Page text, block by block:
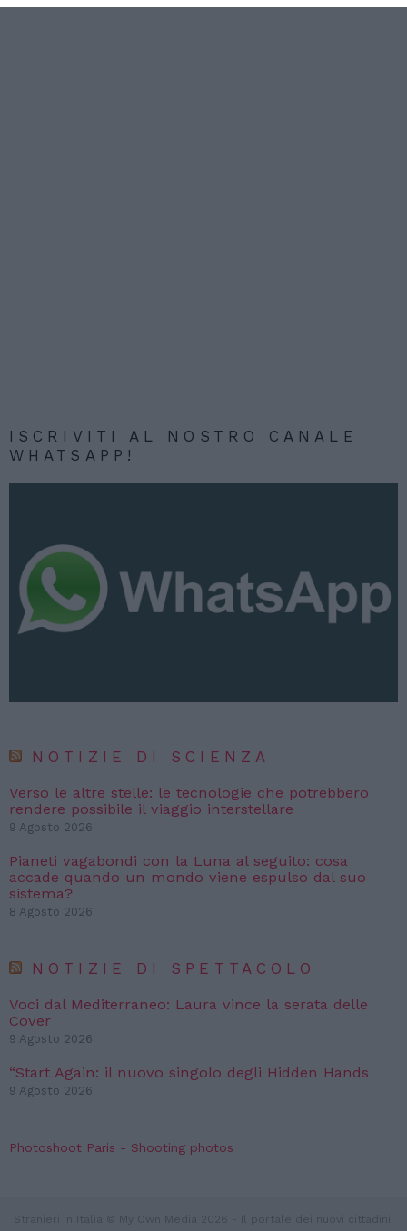
ISCRIVITI AL NOSTRO CANALE
WHATSAPP!
NOTIZIE DI SCIENZA
Verso le altre stelle: le tecnologie che potrebbero
rendere possibile il viaggio interstellare
9 Agosto 2026
Pianeti vagabondi con la Luna al seguito: cosa
accade quando un mondo viene espulso dal suo
sistema?
8 Agosto 2026
NOTIZIE DI SPETTACOLO
Voci dal Mediterraneo: Laura vince la serata delle
Cover
9 Agosto 2026
“Start Again: il nuovo singolo degli Hidden Hands
9 Agosto 2026
Photoshoot Paris - Shooting photos